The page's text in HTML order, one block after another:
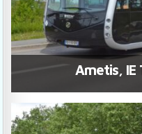
Ametis, IE